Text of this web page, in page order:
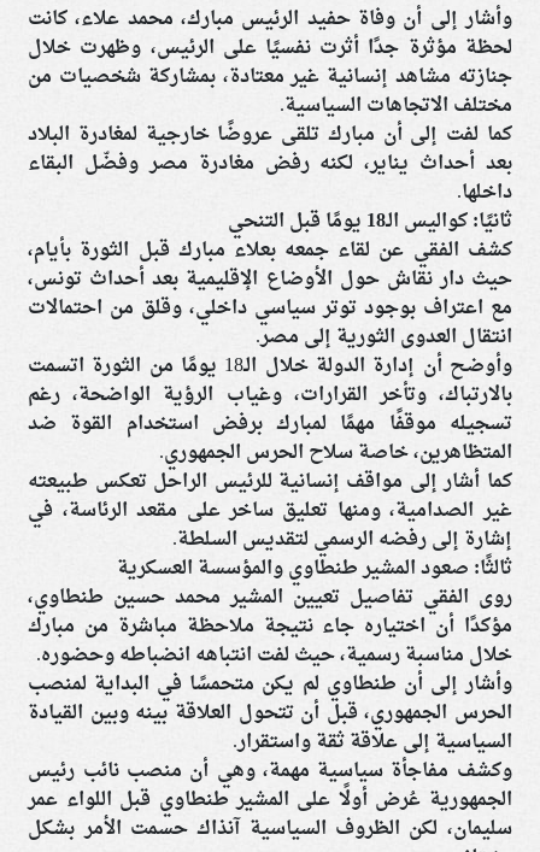
وأشار إلى أن وفاة حفيد الرئيس مبارك، محمد علاء، كانت
لحظة مؤثرة جدًا أثرت نفسيًا على الرئيس، وظهرت خلال
جنازته مشاهد إنسانية غير معتادة، بمشاركة شخصيات من
مختلف الاتجاهات السياسية.
كما لفت إلى أن مبارك تلقى عروضًا خارجية لمغادرة البلاد
بعد أحداث يناير، لكنه رفض مغادرة مصر وفضّل البقاء
داخلها.
ثانيًا: كواليس الـ18 يومًا قبل التنحي
كشف الفقي عن لقاء جمعه بعلاء مبارك قبل الثورة بأيام،
حيث دار نقاش حول الأوضاع الإقليمية بعد أحداث تونس،
مع اعتراف بوجود توتر سياسي داخلي، وقلق من احتمالات
انتقال العدوى الثورية إلى مصر.
وأوضح أن إدارة الدولة خلال الـ18 يومًا من الثورة اتسمت
بالارتباك، وتأخر القرارات، وغياب الرؤية الواضحة، رغم
تسجيله موقفًا مهمًا لمبارك برفض استخدام القوة ضد
المتظاهرين، خاصة سلاح الحرس الجمهوري.
كما أشار إلى مواقف إنسانية للرئيس الراحل تعكس طبيعته
غير الصدامية، ومنها تعليق ساخر على مقعد الرئاسة، في
إشارة إلى رفضه الرسمي لتقديس السلطة.
ثالثًا: صعود المشير طنطاوي والمؤسسة العسكرية
روى الفقي تفاصيل تعيين المشير محمد حسين طنطاوي،
مؤكدًا أن اختياره جاء نتيجة ملاحظة مباشرة من مبارك
خلال مناسبة رسمية، حيث لفت انتباهه انضباطه وحضوره.
وأشار إلى أن طنطاوي لم يكن متحمسًا في البداية لمنصب
الحرس الجمهوري، قبل أن تتحول العلاقة بينه وبين القيادة
السياسية إلى علاقة ثقة واستقرار.
وكشف مفاجأة سياسية مهمة، وهي أن منصب نائب رئيس
الجمهورية عُرض أولًا على المشير طنطاوي قبل اللواء عمر
سليمان، لكن الظروف السياسية آنذاك حسمت الأمر بشكل